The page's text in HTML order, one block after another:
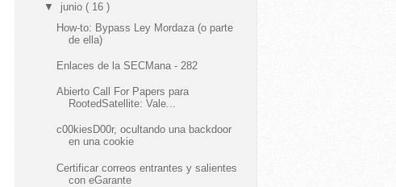
▼ junio ( 16 )
How-to: Bypass Ley Mordaza (o parte
de ella)
Enlaces de la SECMana - 282
Abierto Call For Papers para
RootedSatellite: Vale...
c00kiesD00r, ocultando una backdoor
en una cookie
Certificar correos entrantes y salientes
con eGarante